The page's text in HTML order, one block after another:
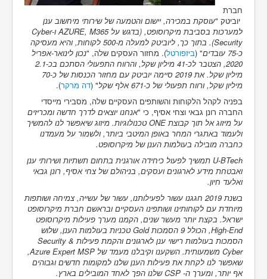
חברת
יוביטק "עוסקת במכירה, יישום והטמעה של שירותי מיחשוב ענן
למערכות בסביבת מיקרוסופט, (בדגש על AZURE, M365 ו-Cyber
Security). בתוך כך, ליוביטק למעלה מ-500 לקוחות, והיא מעסיקה
כ-75 עובדים
" (ביזפורטל). מחזור העסקים שלה, "נכון לינואר-אפריל
2020, הצטבר לכ-41 מיליון שקל, והרווח התפעולי הסתכם בכ-2.1
מיליון שקל. את 2019 סיימה יוביטק עם מחזור הכנסות של כ-70
מיליון שקל, ורווח תפעולי של כ-671 אלף שקל
" (דה מרקר).
בפניה לקהל הלקוחות והשותפים העסקיים שלה, מסבירי מייסדי
החברה רונן גבאי וצחי אסיף, כי "אנחנו יוצאים לדרך חדשה ומכריזים
על מיזוג אל תוך קבוצת ONE טכנולוגיות. מיזוג שיאפשר לנו להמשיך
ולעמוד באתגרי המחר באופן המיטבי ביותר, ולשמור על מעמדנו
כחברה מובילה בעולמות הענן של מיקרוסופט.
U-BTech תמשיך לפעול כיחידה אורגנית בתחום תשתיות ושירותי ענן
ואבטחת מידע לארגונים ועסקים, בניהולם של צחי אסיף, רונן גבאי
ואלעד חיון.
בשנת 2019 חגגנו עשור לפעילותנו, עשור של עשייה, צמיחה ושותפות
מיוחדת עם לקוחותינו ושותפינו העסקיים ובראשם חברת מיקרוסופט
ישראל. בקצת יותר מעשר שנים, הקמנו מערך פעילות מיקרוסופט
High-End, הכולל 9 הסמכות Gold טכניות בעולמות הענן, שלוש
הסמכות בעולמות רישוי ענן לארגונים והקמת פעילות Security &
Cyber משמעותית. השקענו וקיבלנו מעמד של Azure Expert MSP,
שאפשר לנו לקחת את פעילות הענן שלנו למקומות חדשים וגבוהים
אף יותר, ומערך ה- CSP שלנו הפך לאחד המובילים בארץ.